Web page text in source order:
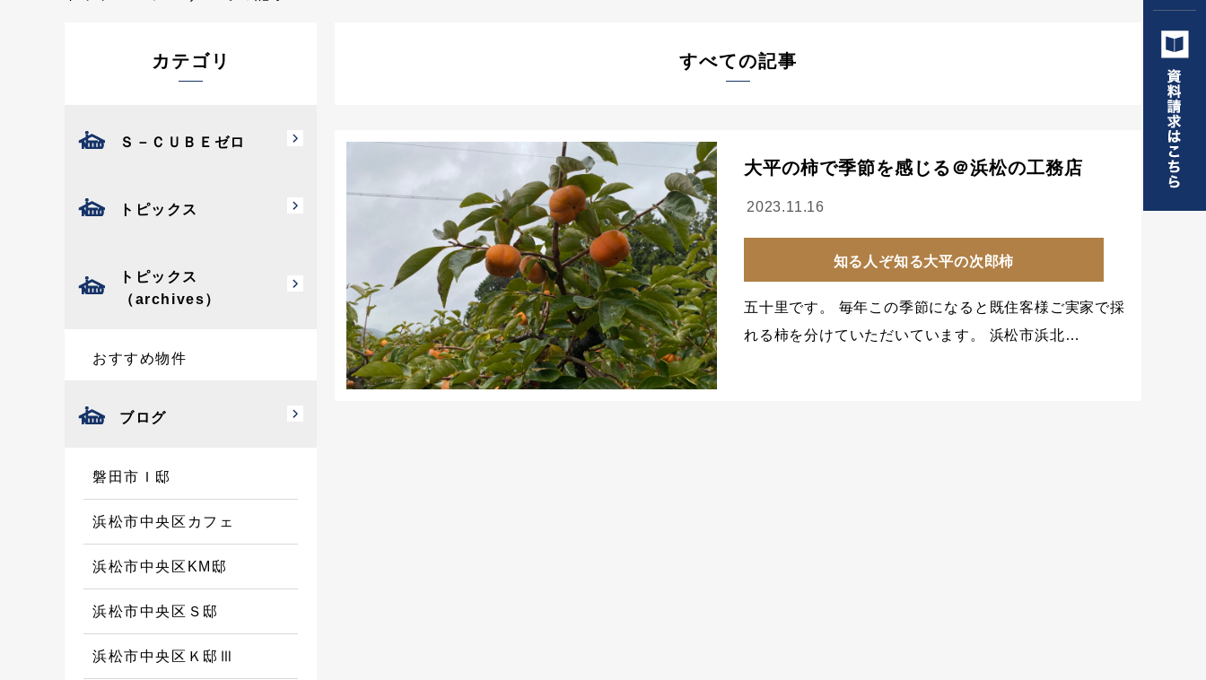
カテゴリ
Ｓ－ＣＵＢＥゼロ
トピックス
トピックス
（archives）
おすすめ物件
ブログ
磐田市Ｉ邸
浜松市中央区カフェ
浜松市中央区KM邸
浜松市中央区Ｓ邸
浜松市中央区Ｋ邸Ⅲ
すべての記事
大平の柿で季節を感じる＠浜松の工務店
2023.11.16
知る人ぞ知る大平の次郎柿
五十里です。 毎年この季節になると既住客様ご実家で採
れる柿を分けていただいています。 浜松市浜北…